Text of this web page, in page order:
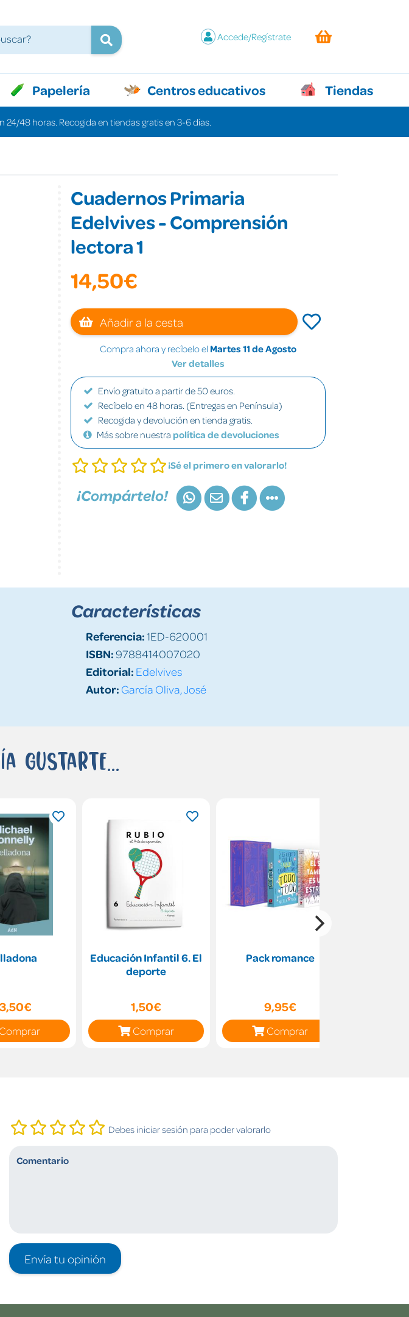
Accede/Regístrate
Papelería Centros educativos Tiendas
48 horas. Recogida en tiendas gratis en 3-6 días.
Cuadernos Primaria
Edelvives - Comprensión
lectora 1
14,50€
Añadir a la cesta
Compra ahora y recíbelo el Martes 11 de Agosto
Ver detalles
Envío gratuito a partir de 50 euros.
Recíbelo en 48 horas. (Entregas en Península)
Recogida y devolución en tienda gratis.
Más sobre nuestra política de devoluciones
¡Sé el primero en valorarlo!
¡Compártelo!
Características
Referencia:1ED-620001
ISBN:9788414007020
Editorial: Edelvives
Autor: García Oliva, José
gustarte...
Comprar
Educación Infantil 6. El
deporte
1,50€
Comprar
Pack romance
9,95€
Comprar
Debes iniciar sesión para poder valorarlo
Envía tu opinión